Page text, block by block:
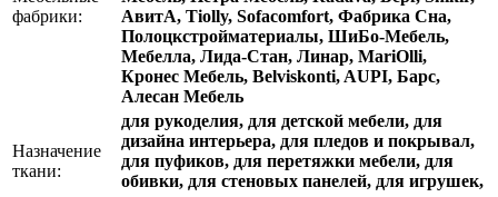
фабрики:
АвитА, Tiolly, Sofacomfort, Фабрика Сна,
Полоцкстройматериалы, ШиБо-Мебель,
Мебелла, Лида-Стан, Линар, MariOlli,
Кронес Мебель, Belviskonti, AUPI, Барс,
Алесан Мебель
Назначение
ткани:
для рукоделия, для детской мебели, для
дизайна интерьера, для пледов и покрывал,
для пуфиков, для перетяжки мебели, для
обивки, для стеновых панелей, для игрушек,